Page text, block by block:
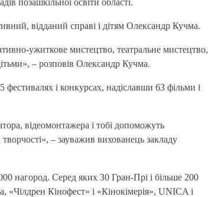
відданий справі і дітям Олександр Кучма.
ужиткове мистецтво, театральне мистецтво,
– розповів Олександр Кучма.
і конкурсах, надіславши 63 фільми і
відеомонтажера і тобі допоможуть
– зауважив вихованець закладу
нагород. Серед яких 30 Гран-Прі і більше 200
«Чілдрен Кінофест» і «Кінокімерія», UNICA і